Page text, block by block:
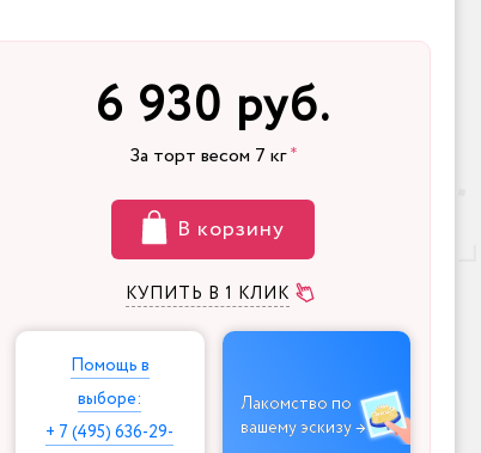
6 930 руб.
За торт весом 7 кг
В корзину
КУПИТЬ В 1 КЛИК
Помощь в
выборе:
+ 7 (495) 636-29-
Лакомство по
вашему эскизу →